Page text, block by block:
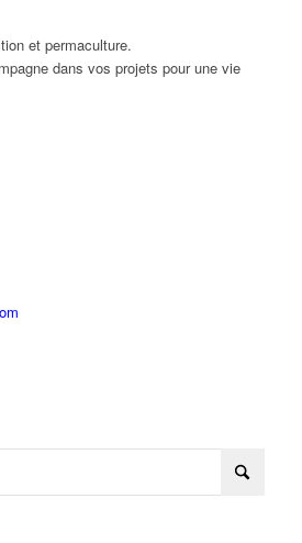
et permaculture.
dans vos projets pour une vie